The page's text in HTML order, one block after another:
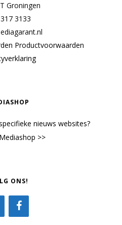
Groningen
3133
Productvoorwaarden
nieuws websites?
>>
ONS!